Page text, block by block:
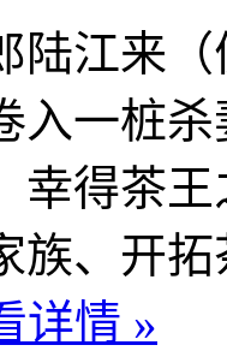
江来（
入一桩
幸得茶
族、开
详情 »